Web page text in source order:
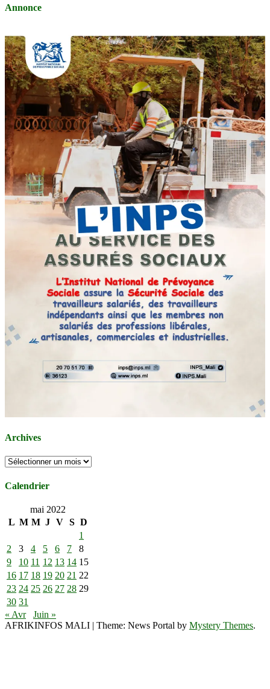
Annonce
Archives
Archives
Calendrier
mai 2022
L M M J V S D
1
2
3 4 5 6 7
8
9
10 11 12 13 14 15
16 17 18 19 20 21 22
23 24 25 26 27 28 29
30 31
« Avr
Juin »
AFRIKINFOS MALI | Theme: News Portal by Mystery Themes.